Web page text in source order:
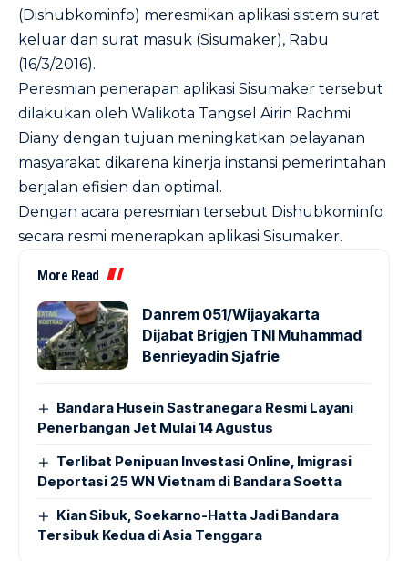
(Dishubkominfo) meresmikan aplikasi sistem surat
keluar dan surat masuk (Sisumaker), Rabu
(16/3/2016).
Peresmian penerapan aplikasi Sisumaker tersebut
dilakukan oleh Walikota Tangsel Airin Rachmi
Diany dengan tujuan meningkatkan pelayanan
masyarakat dikarena kinerja instansi pemerintahan
berjalan efisien dan optimal.
Dengan acara peresmian tersebut Dishubkominfo
secara resmi menerapkan aplikasi Sisumaker.
More Read
Danrem 051/Wijayakarta
Dijabat Brigjen TNI Muhammad
Benrieyadin Sjafrie
Bandara Husein Sastranegara Resmi Layani
Penerbangan Jet Mulai 14 Agustus
Terlibat Penipuan Investasi Online, Imigrasi
Deportasi 25 WN Vietnam di Bandara Soetta
Kian Sibuk, Soekarno-Hatta Jadi Bandara
Tersibuk Kedua di Asia Tenggara